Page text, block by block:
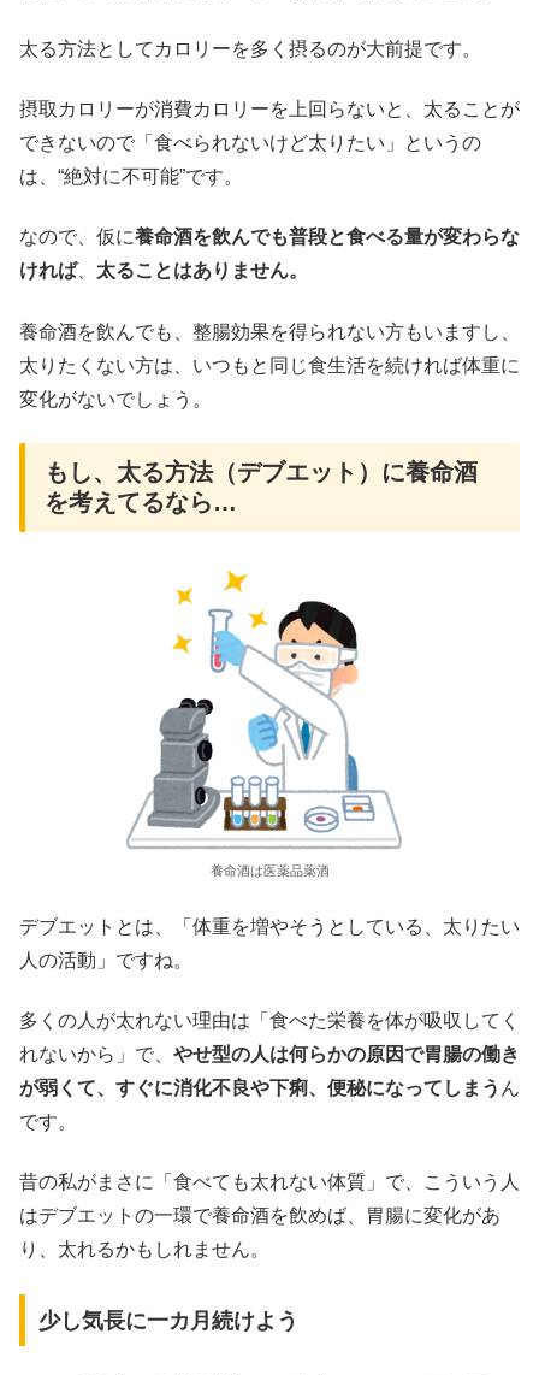
太る方法としてカロリーを多く摂るのが大前提です。
摂取カロリーが消費カロリーを上回らないと、太ることが
できないので「食べられないけど太りたい」というの
は、“絶対に不可能”です。
なので、仮に養命酒を飲んでも普段と食べる量が変わらな
ければ、 太ることはありません。
養命酒を飲んでも、整腸効果を得られない方もいますし、
太りたくない方は、いつもと同じ食生活を続ければ体重に
変化がないでしょう。
もし、太る方法（デブエット）に養命酒
を考えてるなら…
養命酒は医薬品薬酒
デブエットとは、「体重を増やそうとしている、太りたい
人の活動」ですね。
多くの人が太れない理由は「食べた栄養を体が吸収してく
れないから」で、 やせ型の人は何らかの原因で胃腸の働き
が弱くて、すぐに消化不良や下痢、便秘になってしまう ん
です。
昔の私がまさに「食べても太れない体質」で、こういう人
はデブエットの一環で養命酒を飲めば、胃腸に変化があ
り、太れるかもしれません。
少し気長に一カ月続けよう